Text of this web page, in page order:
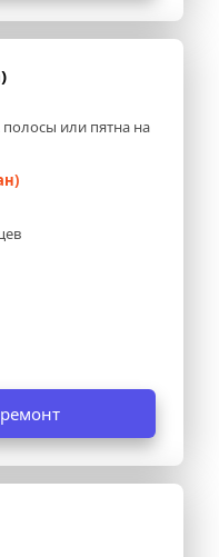
или пятна на